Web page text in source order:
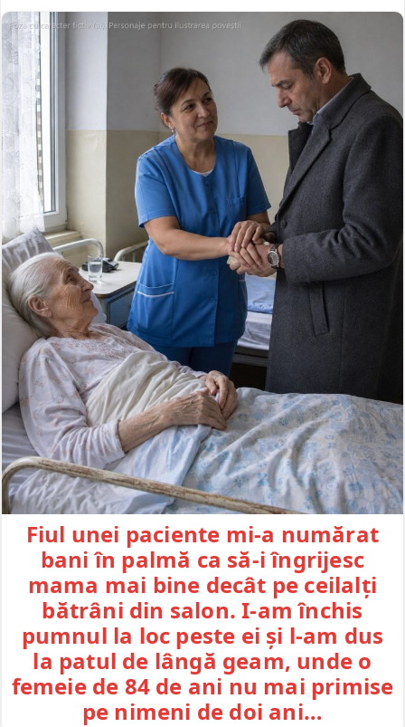
Fiul unei paciente mi-a numărat
bani în palmă ca să-i îngrijesc
mama mai bine decât pe ceilalți
bătrâni din salon. I-am închis
pumnul la loc peste ei și l-am dus
la patul de lângă geam, unde o
femeie de 84 de ani nu mai primise
pe nimeni de doi ani…